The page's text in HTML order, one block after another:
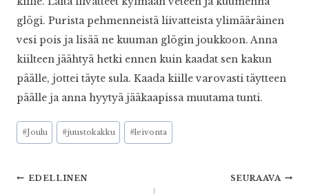
glögi. Purista pehmenneistä liivatteista ylimääräinen
vesi pois ja lisää ne kuuman glögin joukkoon. Anna
kiilteen jäähtyä hetki ennen kuin kaadat sen kakun
päälle, jottei täyte sula. Kaada kiille varovasti täytteen
päälle ja anna hyytyä jääkaapissa muutama tunti.
Avainsanat:
#Joulu #juustokakku #leivonta
Artikkelien
EDELLINEN SEURAAVA